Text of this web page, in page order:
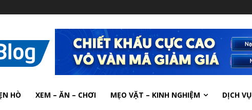
HÒ XEM – ĂN – CHƠI MẸO VẶT – KINH NGHIỆM DỊCH VỤ